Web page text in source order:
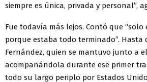
siempre es única, privada y personal”,
Fue todavía más lejos. Contó que
porque estaba todo terminado”. Hasta
Fernández, quien se mantuvo junto a
acompañándola durante ese primer
todo su largo periplo por Estados